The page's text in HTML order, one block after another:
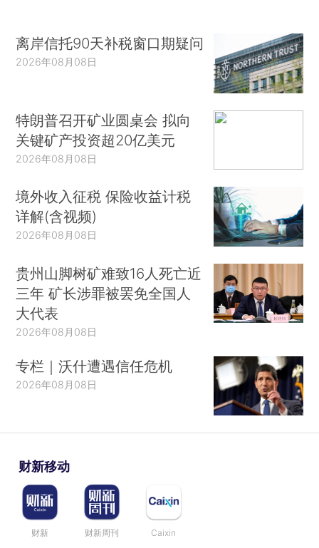
离岸信托90天补税窗口期疑问
2026年08月08日
特朗普召开矿业圆桌会 拟向
关键矿产投资超20亿美元
2026年08月08日
境外收入征税 保险收益计税
详解(含视频)
2026年08月08日
贵州山脚树矿难致16人死亡近
三年 矿长涉罪被罢免全国人
大代表
2026年08月08日
专栏｜沃什遭遇信任危机
2026年08月08日
财新移动
财新 财新周刊 Caixin